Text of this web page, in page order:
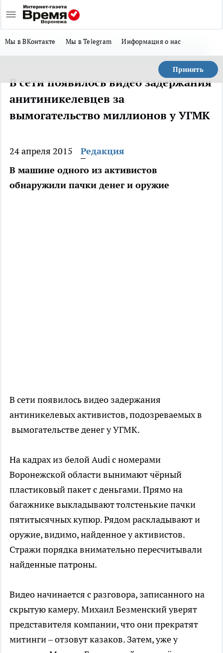
Мы в ВКонтакте Мы в Telegram Информация о нас
Принять
В сети появилось видео задержания
анитиникелевцев за
вымогательство миллионов у УГМК
24 апреля 2015
Редакция
В машине одного из активистов
обнаружили пачки денег и оружие
В сети появилось видео задержания
антиникелевых активистов, подозреваемых в
вымогательстве денег у УГМК.
На кадрах из белой Audi с номерами
Воронежской области вынимают чёрный
пластиковый пакет с деньгами. Прямо на
багажнике выкладывают толстенькие пачки
пятитысячных купюр. Рядом раскладывают и
оружие, видимо, найденное у активистов.
Стражи порядка внимательно пересчитывали
найденные патроны.
Видео начинается с разговора, записанного на
скрытую камеру. Михаил Безменский уверят
представителя компании, что они прекратят
митинги – отзовут казаков. Затем, уже у